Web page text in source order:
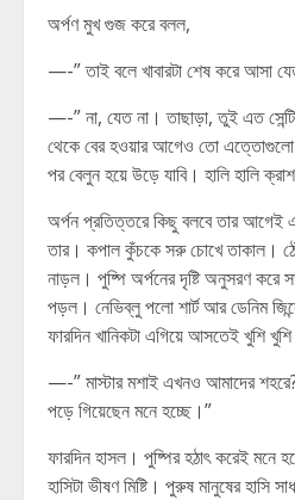
অর্পণ মুখ গুজ করে বলল,
—-” তাই বলে খাবারটা শেষ করে আসা
—-” না, যেত না। তাছাড়া, তুই এত
থেকে বের হওয়ার আগেও তো এত্তোগুলো
পর বেলুন হয়ে উড়ে যাবি। হালি হালি
অর্পন প্রতিত্তরে কিছু বলবে তার আগেই
তার। কপাল কুঁচকে সরু চোখে তাকাল।
নাড়ল। পুষ্পি অর্পনের দৃষ্টি অনুসরণ করে
পড়ল। নেভিব্লু পলো শার্ট আর ডেনিম
ফারদিন খানিকটা এগিয়ে আসতেই খুশি
—-” মাস্টার মশাই এখনও আমাদের
পড়ে গিয়েছেন মনে হচ্ছে।”
ফারদিন হাসল। পুষ্পির হঠাৎ করেই মনে
হাসিটা ভীষণ মিষ্টি। পুরুষ মানুষের হাসি